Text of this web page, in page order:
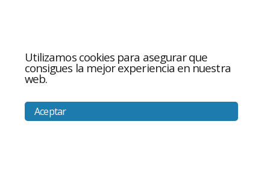
Utilizamos cookies para asegurar que
consigues la mejor experiencia en nuestra
web.
Aceptar